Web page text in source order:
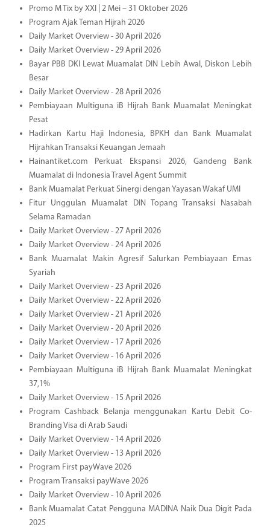
Promo M Tix by XXI | 2 Mei – 31 Oktober 2026
Program Ajak Teman Hijrah 2026
Daily Market Overview - 30 April 2026
Daily Market Overview - 29 April 2026
Bayar PBB DKI Lewat Muamalat DIN Lebih Awal, Diskon Lebih
Besar
Daily Market Overview - 28 April 2026
Pembiayaan Multiguna iB Hijrah Bank Muamalat Meningkat
Pesat
Hadirkan Kartu Haji Indonesia, BPKH dan Bank Muamalat
Hijrahkan Transaksi Keuangan Jemaah
Hainantiket.com Perkuat Ekspansi 2026, Gandeng Bank
Muamalat di Indonesia Travel Agent Summit
Bank Muamalat Perkuat Sinergi dengan Yayasan Wakaf UMI
Fitur Unggulan Muamalat DIN Topang Transaksi Nasabah
Selama Ramadan
Daily Market Overview - 27 April 2026
Daily Market Overview - 24 April 2026
Bank Muamalat Makin Agresif Salurkan Pembiayaan Emas
Syariah
Daily Market Overview - 23 April 2026
Daily Market Overview - 22 April 2026
Daily Market Overview - 21 April 2026
Daily Market Overview - 20 April 2026
Daily Market Overview - 17 April 2026
Daily Market Overview - 16 April 2026
Pembiayaan Multiguna iB Hijrah Bank Muamalat Meningkat
37,1%
Daily Market Overview - 15 April 2026
Program Cashback Belanja menggunakan Kartu Debit Co-
Branding Visa di Arab Saudi
Daily Market Overview - 14 April 2026
Daily Market Overview - 13 April 2026
Program First payWave 2026
Program Transaksi payWave 2026
Daily Market Overview - 10 April 2026
Bank Muamalat Catat Pengguna MADINA Naik Dua Digit Pada
2025